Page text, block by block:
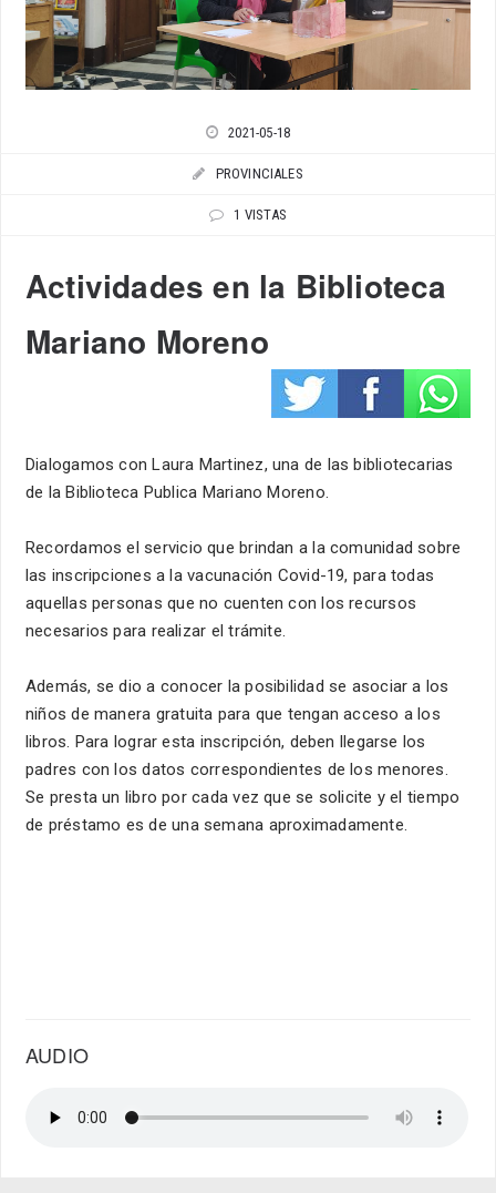
2021-05-18
PROVINCIALES
1 VISTAS
Actividades en la Biblioteca
Mariano Moreno
Dialogamos con Laura Martinez, una de las bibliotecarias
de la Biblioteca Publica Mariano Moreno.
Recordamos el servicio que brindan a la comunidad sobre
las inscripciones a la vacunación Covid-19, para todas
aquellas personas que no cuenten con los recursos
necesarios para realizar el trámite.
Además, se dio a conocer la posibilidad se asociar a los
niños de manera gratuita para que tengan acceso a los
libros. Para lograr esta inscripción, deben llegarse los
padres con los datos correspondientes de los menores.
Se presta un libro por cada vez que se solicite y el tiempo
de préstamo es de una semana aproximadamente.
AUDIO